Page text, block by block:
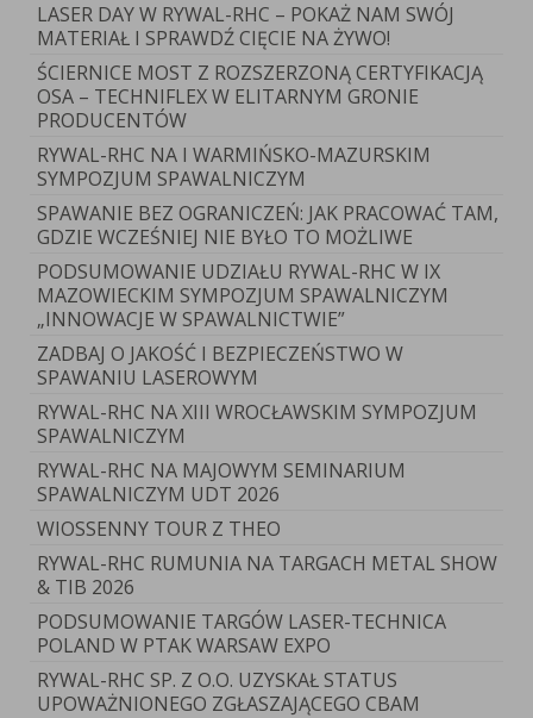
LASER DAY W RYWAL-RHC – POKAŻ NAM SWÓJ
MATERIAŁ I SPRAWDŹ CIĘCIE NA ŻYWO!
ŚCIERNICE MOST Z ROZSZERZONĄ CERTYFIKACJĄ
OSA – TECHNIFLEX W ELITARNYM GRONIE
PRODUCENTÓW
RYWAL-RHC NA I WARMIŃSKO-MAZURSKIM
SYMPOZJUM SPAWALNICZYM
SPAWANIE BEZ OGRANICZEŃ: JAK PRACOWAĆ TAM,
GDZIE WCZEŚNIEJ NIE BYŁO TO MOŻLIWE
PODSUMOWANIE UDZIAŁU RYWAL-RHC W IX
MAZOWIECKIM SYMPOZJUM SPAWALNICZYM
„INNOWACJE W SPAWALNICTWIE”
ZADBAJ O JAKOŚĆ I BEZPIECZEŃSTWO W
SPAWANIU LASEROWYM
RYWAL-RHC NA XIII WROCŁAWSKIM SYMPOZJUM
SPAWALNICZYM
RYWAL-RHC NA MAJOWYM SEMINARIUM
SPAWALNICZYM UDT 2026
WIOSSENNY TOUR Z THEO
RYWAL-RHC RUMUNIA NA TARGACH METAL SHOW
& TIB 2026
PODSUMOWANIE TARGÓW LASER-TECHNICA
POLAND W PTAK WARSAW EXPO
RYWAL-RHC SP. Z O.O. UZYSKAŁ STATUS
UPOWAŻNIONEGO ZGŁASZAJĄCEGO CBAM